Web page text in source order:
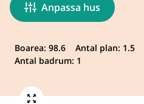
Anpassa hus
Boarea: 98.6 Antal plan: 1.5
Antal badrum: 1